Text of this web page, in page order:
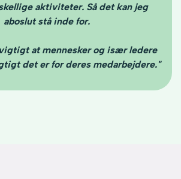
aktiviteter. Så det kan jeg
aboslut stå inde for.
at mennesker og især ledere
det er for deres medarbejdere."